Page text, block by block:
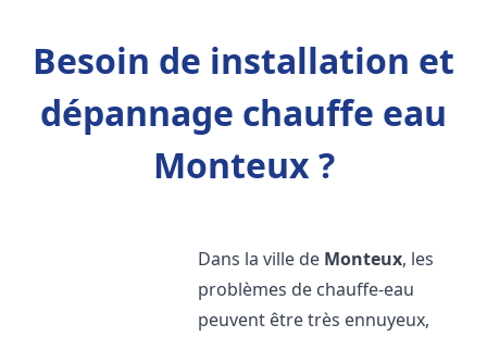
Besoin de installation et
dépannage chauffe eau
Monteux ?
Dans la ville de Monteux, les
problèmes de chauffe-eau
peuvent être très ennuyeux,